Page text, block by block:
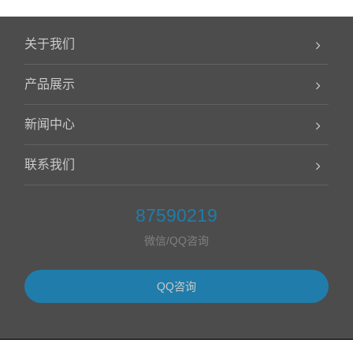
关于我们
产品展示
新闻中心
联系我们
87590219
微信/QQ咨询
QQ咨询